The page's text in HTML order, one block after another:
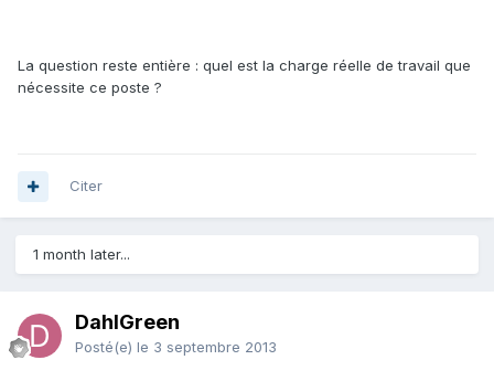
La question reste entière : quel est la charge réelle de travail que
nécessite ce poste ?
Citer
1 month later...
DahlGreen
Posté(e) le 3 septembre 2013